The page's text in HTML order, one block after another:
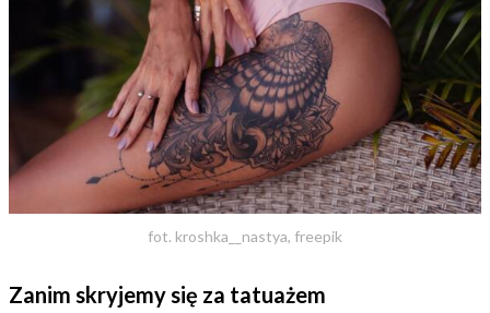
fot. kroshka__nastya, freepik
Zanim skryjemy się za tatuażem